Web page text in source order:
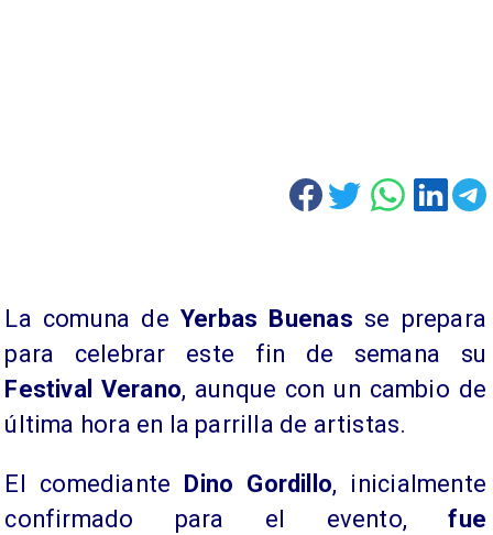
La comuna deYerbas Buenas se prepara
para celebrar este fin de semana su
Festival Verano, aunque con un cambio de
última hora en la parrilla de artistas.
El comediante Dino Gordillo, inicialmente
confirmado para el evento,fue